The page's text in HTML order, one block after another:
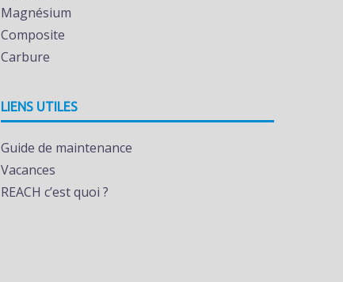
Magnésium
Composite
Carbure
LIENS UTILES
Guide de maintenance
Vacances
REACH c’est quoi ?